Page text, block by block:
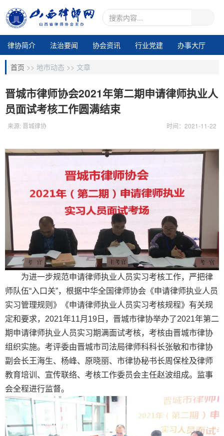
律协简介 法治要闻 协会资讯 行业党建
办事大厅
地市动态
业务交流
首页 >> 地市动态 >> 文章
晋城市律师协会2021年第二期申请律师执业人
员面试考核工作圆满结束
来源: 晋城律协 时间：2021-11-22
为进一步规范申请律师执业人员实习考核工作，严把律
师队伍“入口关”，根据中华全国律师协会《申请律师执业人员
实习管理规则》《申请律师执业人员实习考核规程》有关规
定和要求，2021年11月19日，晋城市律协举办了2021年第二
期申请律师执业人员实习期满面试考核，考核由晋城市律协
组织实施。考评委由晋城市司法局律师科科长张敏和市律协
副会长王海生、杨峰、原晓丽、市律协秘书长周保栓及律师
教育培训、宣传联络、考核工作委员会主任赵波组成。监事
会全程进行监督。